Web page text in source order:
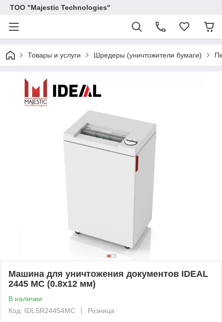
ТОО "Majestic Technologies"
Товары и услуги Шредеры (уничтожители бумаги)
Машина для уничтожения документов IDEAL
2445 MC (0.8x12 мм)
В наличии
Код: IDLSR24454MC
Розница